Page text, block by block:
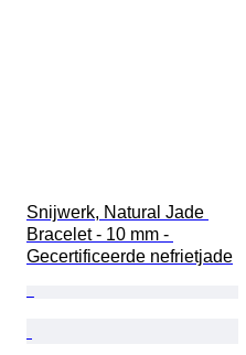
Snijwerk, Natural Jade
Bracelet - 10 mm -
Gecertificeerde nefrietjade